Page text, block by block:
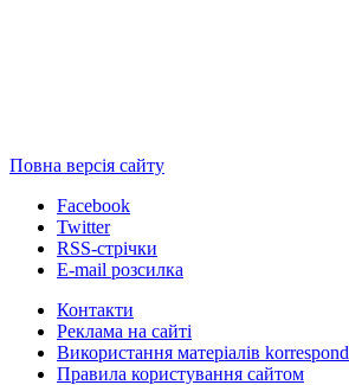
Повна версія сайту
Facebook
Twitter
RSS-стрічки
E-mail розсилка
Контакти
Реклама на сайті
Використання матеріалів
Правила користування сайтом